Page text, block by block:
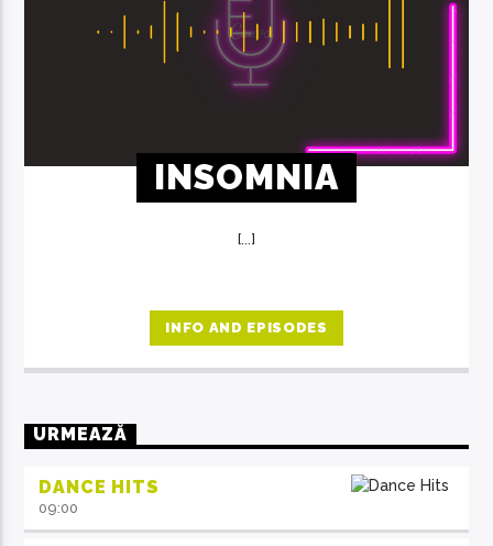
INSOMNIA
[...]
INFO AND EPISODES
URMEAZĂ
DANCE HITS
09:00